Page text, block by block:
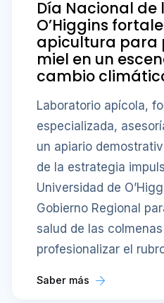
Día Nacional de
O’Higgins
apicultura para
miel en un
cambio
Laboratorio apícola,
especializada,
un apiario
de la estrategia
Universidad de
Gobierno Regional
salud de las
profesionalizar el
Saber más